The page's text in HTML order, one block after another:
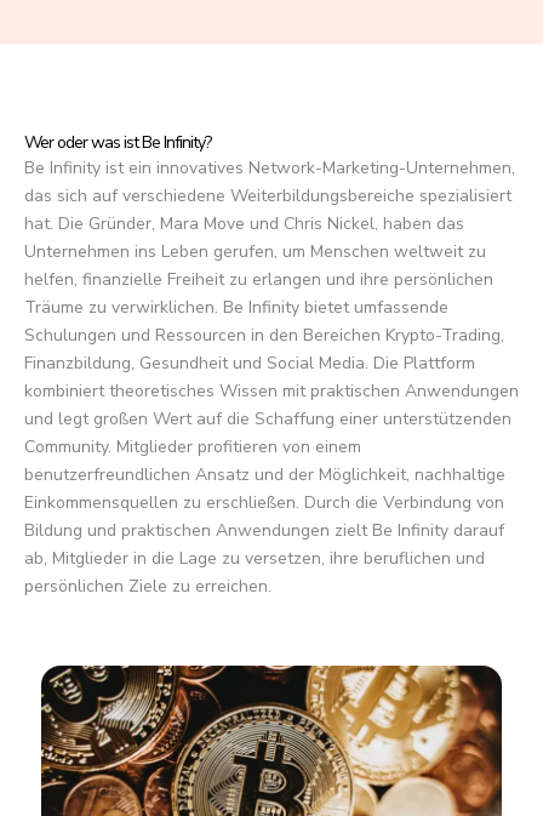
5
Wer oder was ist Be Infinity?
Be Infinity ist ein innovatives Network-Marketing-Unternehmen,
das sich auf verschiedene Weiterbildungsbereiche spezialisiert
hat. Die Gründer, Mara Move und Chris Nickel, haben das
Unternehmen ins Leben gerufen, um Menschen weltweit zu
helfen, finanzielle Freiheit zu erlangen und ihre persönlichen
Träume zu verwirklichen. Be Infinity bietet umfassende
Schulungen und Ressourcen in den Bereichen Krypto-Trading,
Finanzbildung, Gesundheit und Social Media. Die Plattform
kombiniert theoretisches Wissen mit praktischen Anwendungen
und legt großen Wert auf die Schaffung einer unterstützenden
Community. Mitglieder profitieren von einem
benutzerfreundlichen Ansatz und der Möglichkeit, nachhaltige
Einkommensquellen zu erschließen. Durch die Verbindung von
Bildung und praktischen Anwendungen zielt Be Infinity darauf
ab, Mitglieder in die Lage zu versetzen, ihre beruflichen und
persönlichen Ziele zu erreichen.